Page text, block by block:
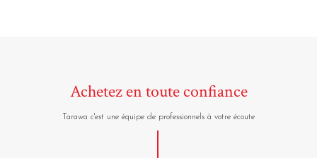
Achetez en toute confiance
Tarawa c'est une équipe de professionnels à votre écoute